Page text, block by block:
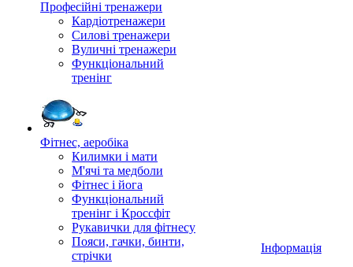
Професійні тренажери
Кардіотренажери
Силові тренажери
Вуличні тренажери
Функціональний
тренінг
Фітнес, аеробіка
Килимки і мати
М'ячі та медболи
Фітнес і йога
Функціональний
тренінг і Кроссфіт
Рукавички для фітнесу
Пояси, гачки, бинти,
стрічки
Інформація